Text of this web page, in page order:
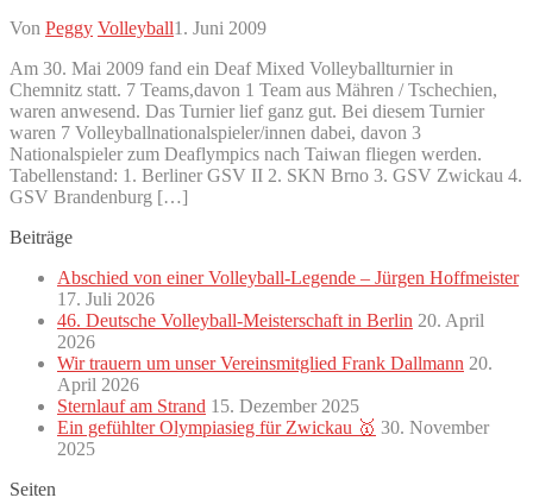
Von Peggy Volleyball1. Juni 2009
Am 30. Mai 2009 fand ein Deaf Mixed Volleyballturnier in
Chemnitz statt. 7 Teams,davon 1 Team aus Mähren / Tschechien,
waren anwesend. Das Turnier lief ganz gut. Bei diesem Turnier
waren 7 Volleyballnationalspieler/innen dabei, davon 3
Nationalspieler zum Deaflympics nach Taiwan fliegen werden.
Tabellenstand: 1. Berliner GSV II 2. SKN Brno 3. GSV Zwickau 4.
GSV Brandenburg […]
Beiträge
Abschied von einer Volleyball-Legende – Jürgen Hoffmeister
17. Juli 2026
46. Deutsche Volleyball-Meisterschaft in Berlin 20. April
2026
Wir trauern um unser Vereinsmitglied Frank Dallmann 20.
April 2026
Sternlauf am Strand 15. Dezember 2025
Ein gefühlter Olympiasieg für Zwickau 🥇 30. November
2025
Seiten